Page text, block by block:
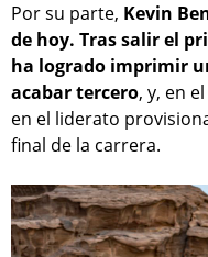
Por su parte, Kevin
de hoy. Tras salir el
ha logrado imprimir
acabar tercero, y, en
en el liderato
final de la carrera.